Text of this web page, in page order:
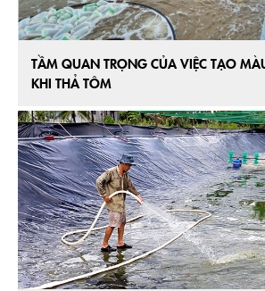
TẦM QUAN TRỌNG CỦA VIỆC TẠO
KHI THẢ TÔM